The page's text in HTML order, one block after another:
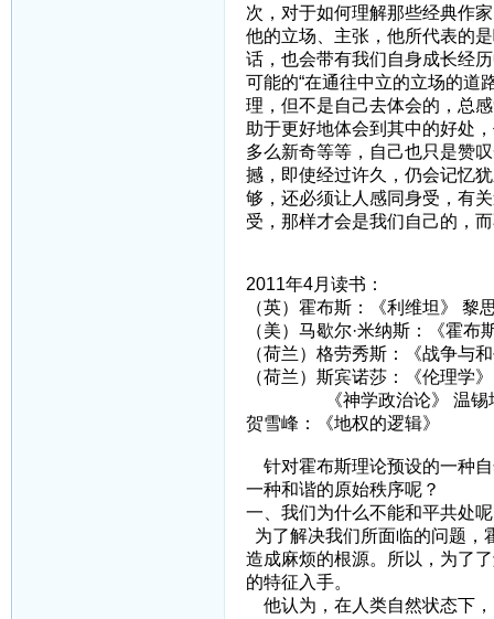
次，对于如何理解那些经典作
他的立场、主张，他所代表的
话，也会带有我们自身成长经
可能的“在通往中立的立场的道
理，但不是自己去体会的，总
助于更好地体会到其中的好处
多么新奇等等，自己也只是赞
撼，即使经过许久，仍会记忆
够，还必须让人感同身受，有
受，那样才会是我们自己的，
2011年4月读书：
（英）霍布斯：《利维坦》 黎
（美）马歇尔·米纳斯：《霍布
（荷兰）格劳秀斯：《战争与
（荷兰）斯宾诺莎：《伦理学
《神学政治论》 温锡
贺雪峰：《地权的逻辑》
针对霍布斯理论预设的一种
一种和谐的原始秩序呢？
一、我们为什么不能和平共处
为了解决我们所面临的问题，
造成麻烦的根源。所以，为了
的特征入手。
他认为，在人类自然状态下